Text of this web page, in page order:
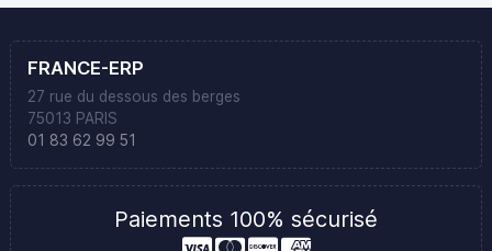
FRANCE-ERP
27 rue du dessous des berges
75013 PARIS
01 83 62 99 51
Paiements 100% sécurisé